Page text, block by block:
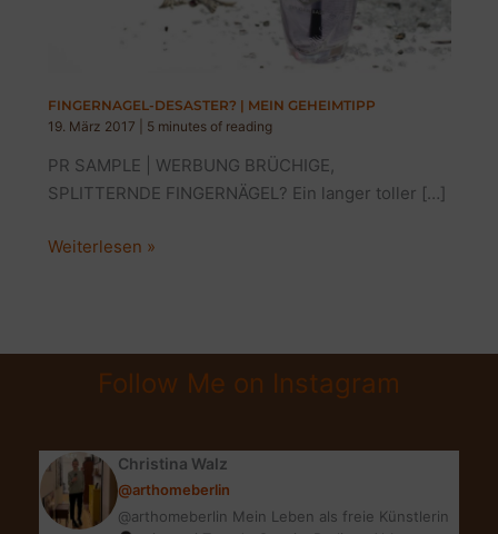
FINGERNAGEL-DESASTER? | MEIN GEHEIMTIPP
19. März 2017
5 minutes of reading
PR SAMPLE | WERBUNG BRÜCHIGE,
SPLITTERNDE FINGERNÄGEL? Ein langer toller […]
FINGERNAGEL-
GEHEIMTIPP
Weiterlesen »
Follow Me on Instagram
Christina Walz
@arthomeberlin
@arthomeberlin Mein Leben als freie Künstlerin